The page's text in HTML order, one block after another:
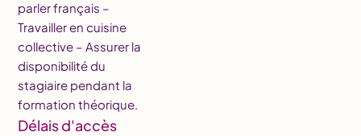
parler français –
Travailler en cuisine
collective – Assurer la
disponibilité du
stagiaire pendant la
formation théorique.
Délais d'accès